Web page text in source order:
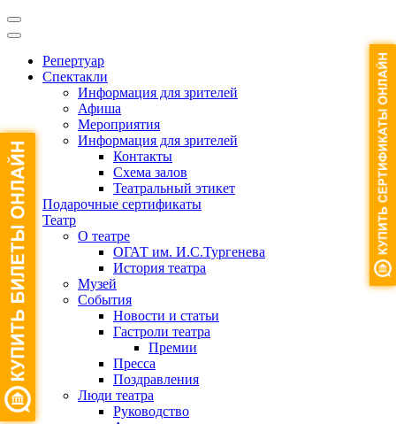
Репертуар
Спектакли
Информация для зрителей
Афиша
Мероприятия
Информация для зрителей
Контакты
Схема залов
Театральный этикет
Подарочные сертификаты
Театр
О театре
ОГАТ им. И.С.Тургенева
История театра
Музей
События
Новости и статьи
Гастроли театра
Премии
Пресса
Поздравления
Люди театра
Руководство